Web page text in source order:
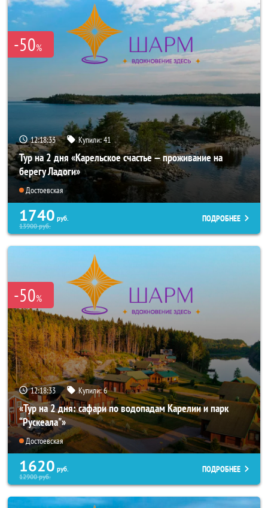
-50%
12:18:32 Купили:41
Тур на 2 дня «Карельское счастье — проживание на
берегу Ладоги»
Достоевская
1740 руб.
13900руб.
ПОДРОБНЕЕ
-50%
12:18:32 Купили:6
«Тур на 2 дня: сафари по водопадам Карелии и парк
“Рускеала"»
Достоевская
1620 руб.
12900руб.
ПОДРОБНЕЕ